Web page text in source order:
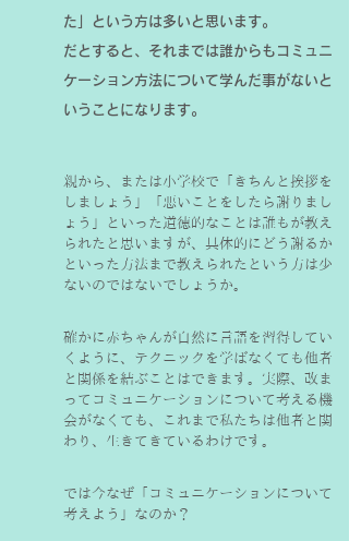
た」という方は多いと思います。
だとすると、それまでは誰からもコミュニ
ケーション方法について学んだ事がないと
いうことになります。
親から、または小学校で「きちんと挨拶を
しましょう」「悪いことをしたら謝りまし
ょう」といった道徳的なことは誰もが教え
られたと思いますが、具体的にどう謝るか
といった方法まで教えられたという方は少
ないのではないでしょうか。
確かに赤ちゃんが自然に言語を習得してい
くように、テクニックを学ばなくても他者
と関係を結ぶことはできます。実際、改ま
ってコミュニケーションについて考える機
会がなくても、これまで私たちは他者と関
わり、生きてきているわけです。
では今なぜ「コミュニケーションについて
考えよう」なのか？